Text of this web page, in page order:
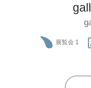
展覧会 1